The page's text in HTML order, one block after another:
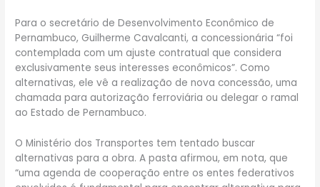
Para o secretário de Desenvolvimento Econômico de
Pernambuco, Guilherme Cavalcanti, a concessionária “foi
contemplada com um ajuste contratual que considera
exclusivamente seus interesses econômicos”. Como
alternativas, ele vê a realização de nova concessão, uma
chamada para autorização ferroviária ou delegar o ramal
ao Estado de Pernambuco.
O Ministério dos Transportes tem tentado buscar
alternativas para a obra. A pasta afirmou, em nota, que
“uma agenda de cooperação entre os entes federativos